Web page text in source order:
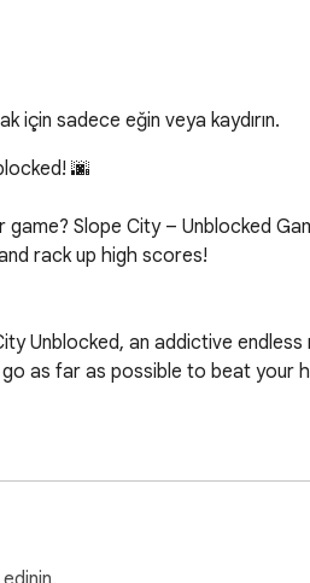
için sadece eğin veya kaydırın.
🌆
Slope City – Unblocked
rack up high scores!
Unblocked, an addictive
as far as possible to beat your
start playing.
the need for downloads.